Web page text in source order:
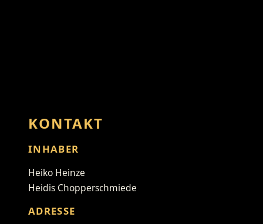
KONTAKT
INHABER
Heiko Heinze
Heidis Chopperschmiede
ADRESSE